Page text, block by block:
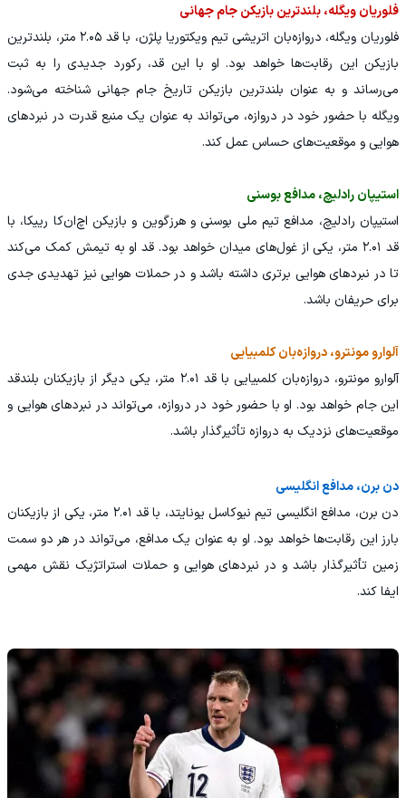
فلوریان ویگله، بلندترین بازیکن جام جهانی
فلوریان ویگله، دروازه‌بان اتریشی تیم ویکتوریا پلژن، با قد ۲.۰۵ متر، بلندترین
بازیکن این رقابت‌ها خواهد بود. او با این قد، رکورد جدیدی را به ثبت
می‌رساند و به عنوان بلندترین بازیکن تاریخ جام جهانی شناخته می‌شود.
ویگله با حضور خود در دروازه، می‌تواند به عنوان یک منبع قدرت در نبردهای
هوایی و موقعیت‌های حساس عمل کند.
استیپان رادلیچ، مدافع بوسنی
استیپان رادلیچ، مدافع تیم ملی بوسنی و هرزگوین و بازیکن اچ‌ان‌کا رییکا، با
قد ۲.۰۱ متر، یکی از غول‌های میدان خواهد بود. قد او به تیمش کمک می‌کند
تا در نبردهای هوایی برتری داشته باشد و در حملات هوایی نیز تهدیدی جدی
برای حریفان باشد.
آلوارو مونترو، دروازه‌بان کلمبیایی
آلوارو مونترو، دروازه‌بان کلمبیایی با قد ۲.۰۱ متر، یکی دیگر از بازیکنان بلندقد
این جام خواهد بود. او با حضور خود در دروازه، می‌تواند در نبردهای هوایی و
موقعیت‌های نزدیک به دروازه تأثیرگذار باشد.
دن برن، مدافع انگلیسی
دن برن، مدافع انگلیسی تیم نیوکاسل یونایتد، با قد ۲.۰۱ متر، یکی از بازیکنان
بارز این رقابت‌ها خواهد بود. او به عنوان یک مدافع، می‌تواند در هر دو سمت
زمین تأثیرگذار باشد و در نبردهای هوایی و حملات استراتژیک نقش مهمی
ایفا کند.